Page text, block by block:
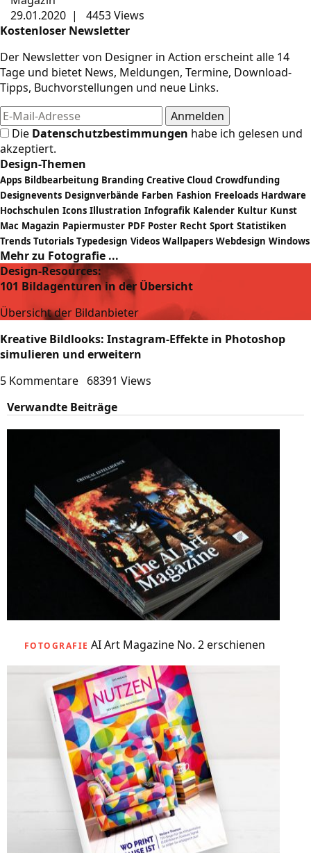
29.01.2020 |
4453 Views
Kostenloser Newsletter
Der Newsletter von Designer in Action erscheint alle 14
Tage und bietet News, Meldungen, Termine, Download-
Tipps, Buchvorstellungen und neue Links.
Die Datenschutzbestimmungen habe ich gelesen und
akzeptiert.
Design-Themen
Apps Bildbearbeitung Branding Creative Cloud Crowdfunding
Designevents Designverbände Farben Fashion Freeloads Hardware
Hochschulen Icons Illustration Infografik Kalender Kultur Kunst
Mac Magazin Papiermuster PDF Poster Recht Sport Statistiken
Trends Tutorials Typedesign Videos Wallpapers Webdesign Windows
Mehr zu Fotografie ...
Design-Resources:
101 Bildagenturen in der Übersicht
Übersicht der Bildanbieter
Kreative Bildlooks: Instagram-Effekte in Photoshop
simulieren und erweitern
5 Kommentare 68391 Views
Verwandte Beiträge
FOTOGRAFIE AI Art Magazine No. 2 erschienen